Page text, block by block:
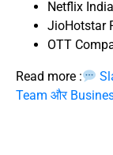
Netflix
JioHotstar
OTT
Read more :
Team और